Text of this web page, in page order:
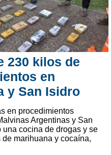
230 kilos de
en
y San Isidro
en procedimientos
Argentinas y San
cocina de drogas y se
marihuana y cocaína,